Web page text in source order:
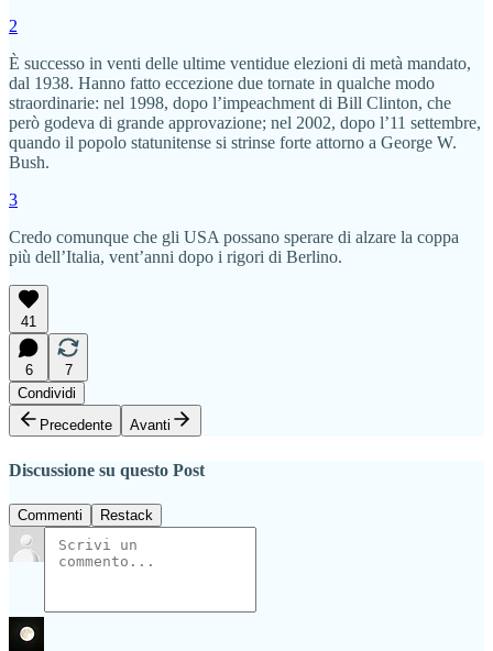
2
È successo in venti delle ultime ventidue elezioni di metà mandato,
dal 1938. Hanno fatto eccezione due tornate in qualche modo
straordinarie: nel 1998, dopo l’impeachment di Bill Clinton, che
però godeva di grande approvazione; nel 2002, dopo l’11 settembre,
quando il popolo statunitense si strinse forte attorno a George W.
Bush.
3
Credo comunque che gli USA possano sperare di alzare la coppa
più dell’Italia, vent’anni dopo i rigori di Berlino.
41
6
7
Condividi
Precedente
Avanti
Discussione su questo Post
Commenti Restack